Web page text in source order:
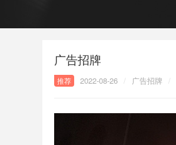
广告招牌
推荐 2022-08-26 / 广告招牌 /